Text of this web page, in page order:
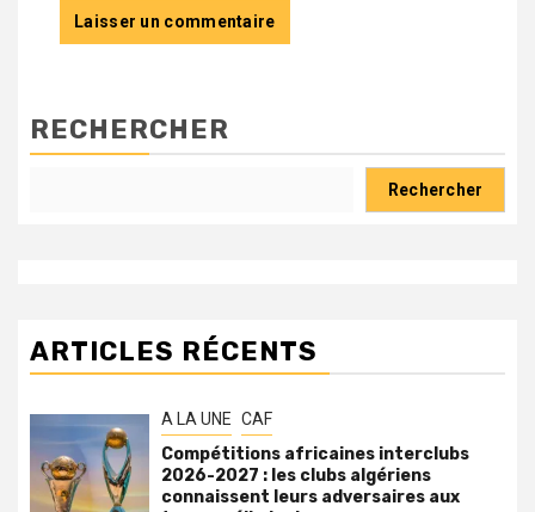
RECHERCHER
Rechercher
ARTICLES RÉCENTS
A LA UNE CAF
Compétitions africaines interclubs
2026-2027 : les clubs algériens
connaissent leurs adversaires aux